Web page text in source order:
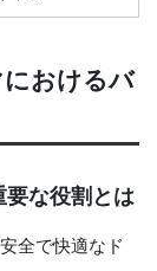
おけるバ
要な役割とは
全で快適なド